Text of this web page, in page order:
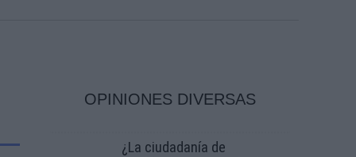
OPINIONES DIVERSAS
¿La ciudadanía de